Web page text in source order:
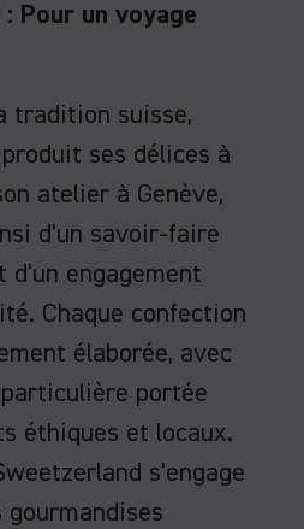
Pour un voyage
tradition suisse,
produit ses délices à
atelier à Genève,
d'un savoir-faire
d'un engagement
Chaque confection
élaborée, avec
portée
éthiques et locaux.
s'engage
gourmandises